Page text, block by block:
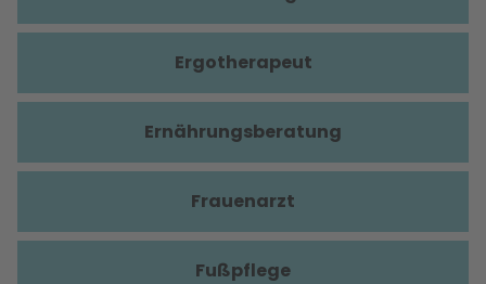
Ergotherapeut
Ernährungsberatung
Frauenarzt
Fußpflege